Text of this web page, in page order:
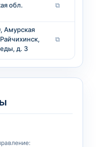
обл. ⧉
Амурская
д. 3
⧉